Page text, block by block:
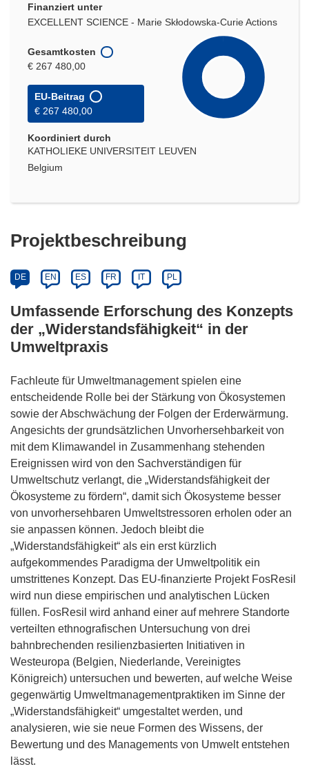
Finanziert unter
EXCELLENT SCIENCE - Marie Skłodowska-Curie Actions
Gesamtkosten
€ 267 480,00
EU-Beitrag
€ 267 480,00
Koordiniert durch
KATHOLIEKE UNIVERSITEIT LEUVEN
Belgium
Projektbeschreibung
DE EN ES FR IT PL
Umfassende Erforschung des Konzepts
der „Widerstandsfähigkeit“ in der
Umweltpraxis
Fachleute für Umweltmanagement spielen eine
entscheidende Rolle bei der Stärkung von Ökosystemen
sowie der Abschwächung der Folgen der Erderwärmung.
Angesichts der grundsätzlichen Unvorhersehbarkeit von
mit dem Klimawandel in Zusammenhang stehenden
Ereignissen wird von den Sachverständigen für
Umweltschutz verlangt, die „Widerstandsfähigkeit der
Ökosysteme zu fördern“, damit sich Ökosysteme besser
von unvorhersehbaren Umweltstressoren erholen oder an
sie anpassen können. Jedoch bleibt die
„Widerstandsfähigkeit“ als ein erst kürzlich
aufgekommendes Paradigma der Umweltpolitik ein
umstrittenes Konzept. Das EU-finanzierte Projekt FosResil
wird nun diese empirischen und analytischen Lücken
füllen. FosResil wird anhand einer auf mehrere Standorte
verteilten ethnografischen Untersuchung von drei
bahnbrechenden resilienzbasierten Initiativen in
Westeuropa (Belgien, Niederlande, Vereinigtes
Königreich) untersuchen und bewerten, auf welche Weise
gegenwärtig Umweltmanagementpraktiken im Sinne der
„Widerstandsfähigkeit“ umgestaltet werden, und
analysieren, wie sie neue Formen des Wissens, der
Bewertung und des Managements von Umwelt entstehen
lässt.